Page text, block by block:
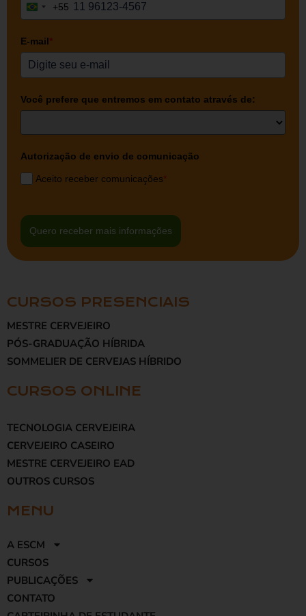
Brazil +55
+55
E-mail*
Você prefere que entremos em contato através de:
Autorização de envio de comunicação
Aceito receber comunicações*
Quero receber mais informações
CURSOS PRESENCIAIS
MESTRE CERVEJEIRO
PÓS-GRADUAÇÃO HÍBRIDA
SOMMELIER DE CERVEJAS HÍBRIDO
CURSOS ONLINE
TECNOLOGIA CERVEJEIRA
CERVEJEIRO CASEIRO
MESTRE CERVEJEIRO EAD
OUTROS CURSOS
MENU
A ESCM
CURSOS
PUBLICAÇÕES
CONTATO